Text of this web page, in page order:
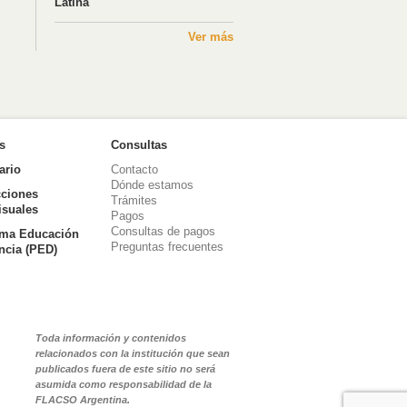
Ver más
Educación
(PED)
Consultas
Contacto
Dónde estamos
Trámites
Pagos
Consultas de pagos
Preguntas frecuentes
Toda información y contenidos
relacionados con la institución que sean
publicados fuera de este sitio no será
asumida como responsabilidad de la
FLACSO Argentina.